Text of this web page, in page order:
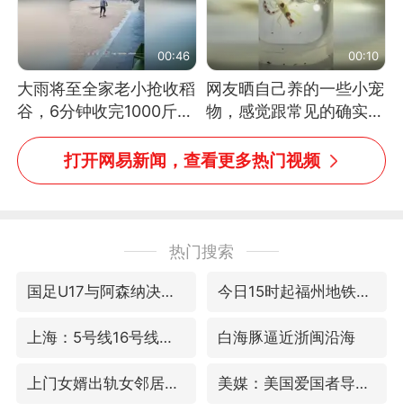
00:46
大雨将至全家老小抢收稻
谷，6分钟收完1000斤，
没有一个人掉链子
00:10
网友晒自己养的一些小宠
物，感觉跟常见的确实有
些不一样
打开网易新闻，查看更多热门视频
热门搜索
国足U17与阿森纳决赛取消 并列冠军 今日15时起福州地铁高架区段停运
上海：5号线16号线浦江线全线停运 白海豚逼近浙闽沿海
上门女婿出轨女邻居多年被判重婚罪 美媒：美国爱国者导弹库存不足1700枚